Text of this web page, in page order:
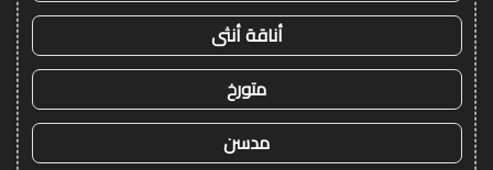
أناقة أنثى
متورخ
مدسن